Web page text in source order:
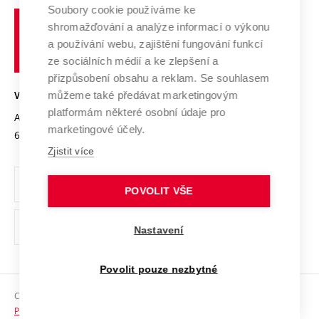
Výzkumné infrastruktury
Transfer znalostí
Open Science
Projekty
Projekty ze strukturálních fondů
Specifický výzkum
Spolupráce se školami
Mezinárodní dohody
Univerzitní sítě
Profil univerzity
Udržitelná univerzita
Podnikavá univerzita / ContriBUTe
Bezpečná univerzita
Vyznamenání
Organizační struktura
Ochrana osobních údajů
odkaz)
Sociální bezpečí
učení
technické
Brně
VYSOKÉ UČENÍ TECHNICKÉ V BRNĚ
Antonínská 548/1
602 00 Brno
www.vut.cz
vut@vutbr.cz
Copyright © 2026 VUT
Prohlášení o přístupnosti
Soubory cookie používáme ke
shromažďování a analýze informací o výkonu
a používání webu, zajištění fungování funkcí
ze sociálních médií a ke zlepšení a
přizpůsobení obsahu a reklam. Se souhlasem
můžeme také předávat marketingovým
platformám některé osobní údaje pro
marketingové účely.
Zjistit více
POVOLIT VŠE
Nastavení
Povolit pouze nezbytné